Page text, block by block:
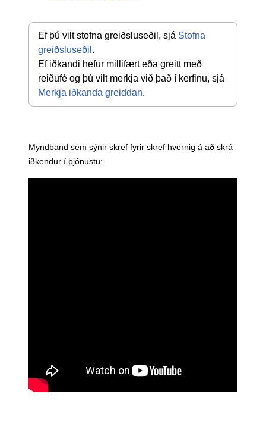
Ef þú vilt stofna greiðsluseðil, sjá Stofna
greiðsluseðil .
Ef iðkandi hefur millifært eða greitt með
Merkja iðkanda greiddan.
Myndband sem sýnir skref fyrir skref hvernig á að skrá
iðkendur í þjónustu: